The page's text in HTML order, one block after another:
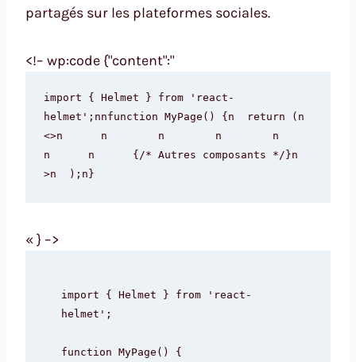
partagés sur les plateformes sociales.
<!– wp:code {"content":"
import { Helmet } from 'react-
helmet';nnfunction MyPage() {n  return (n
<>n      n        n        n        n
n      n      {/* Autres composants */}n
>n  );n}
« } –>
import { Helmet } from 'react-
helmet';
function MyPage() {